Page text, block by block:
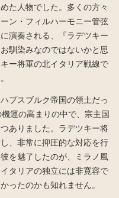
た人物でした。多くの方々
ン・フィルハーモニー管弦
演奏される、『ラデツキー
馴染みなのではないかと思
ー将軍の北イタリア戦線で
プスブルク帝国の領土だっ
運の高まりの中で、宗主国
ありました。ラデツキー将
、非常に抑圧的な対応を行
を魅了したのが、ミラノ風
タリアの独立には非寛容で
ったのかも知れません。